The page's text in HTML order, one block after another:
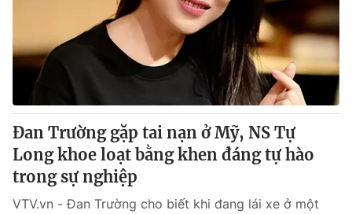
Đan Trường gặp tai nạn ở Mỹ, NS Tự
Long khoe loạt bằng khen đáng tự hào
trong sự nghiệp
VTV.vn - Đan Trường cho biết khi đang lái xe ở một